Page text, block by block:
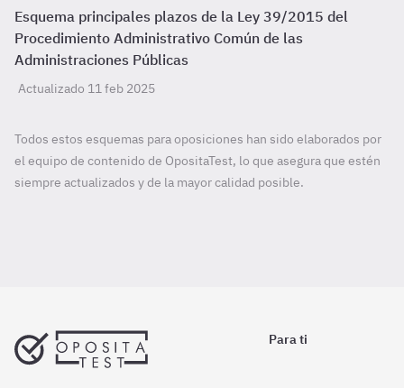
Esquema principales plazos de la Ley 39/2015 del
Procedimiento Administrativo Común de las
Administraciones Públicas
Actualizado 11 feb 2025
Todos estos esquemas para oposiciones han sido elaborados por
el equipo de contenido de OpositaTest, lo que asegura que estén
siempre actualizados y de la mayor calidad posible.
Para ti